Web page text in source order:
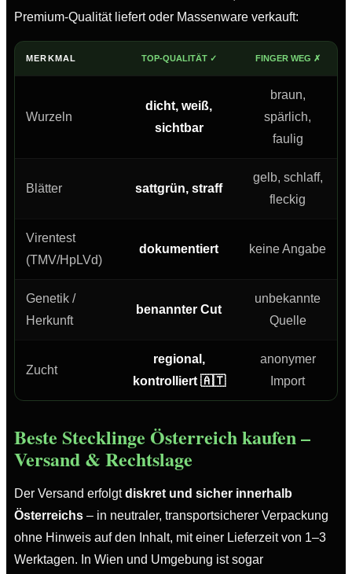
Premium-Qualität liefert oder Massenware verkauft:
MERKMAL TOP-QUALITÄT ✓ FINGER WEG ✗
Wurzeln
dicht, weiß,
sichtbar
braun,
spärlich,
faulig
Blätter sattgrün, straff
gelb, schlaff,
fleckig
Virentest
(TMV/HpLVd)
dokumentiert keine Angabe
Genetik /
Herkunft
benannter Cut
unbekannte
Quelle
Zucht
regional,
kontrolliert 🇦🇹
anonymer
Import
Beste Stecklinge Österreich kaufen –
Versand & Rechtslage
Der Versand erfolgtdiskret und sicher innerhalb
Österreichs – in neutraler, transportsicherer Verpackung
ohne Hinweis auf den Inhalt, mit einer Lieferzeit von 1–3
Werktagen. In Wien und Umgebung ist sogar